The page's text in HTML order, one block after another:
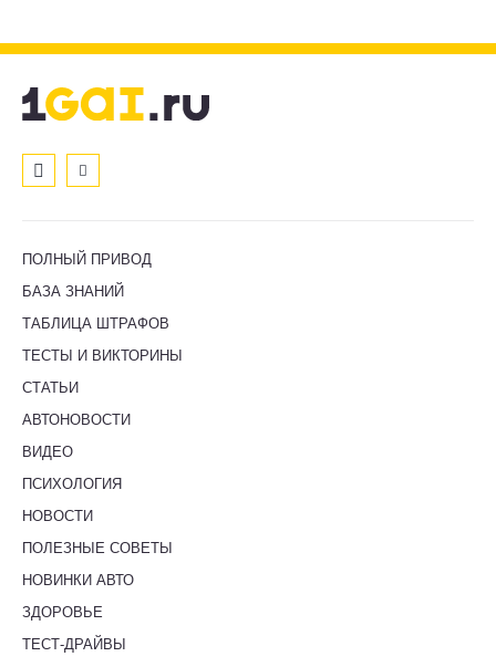
ПОЛНЫЙ ПРИВОД
БАЗА ЗНАНИЙ
ТАБЛИЦА ШТРАФОВ
ТЕСТЫ И ВИКТОРИНЫ
СТАТЬИ
АВТОНОВОСТИ
ВИДЕО
ПСИХОЛОГИЯ
НОВОСТИ
ПОЛЕЗНЫЕ СОВЕТЫ
НОВИНКИ АВТО
ЗДОРОВЬЕ
ТЕСТ-ДРАЙВЫ